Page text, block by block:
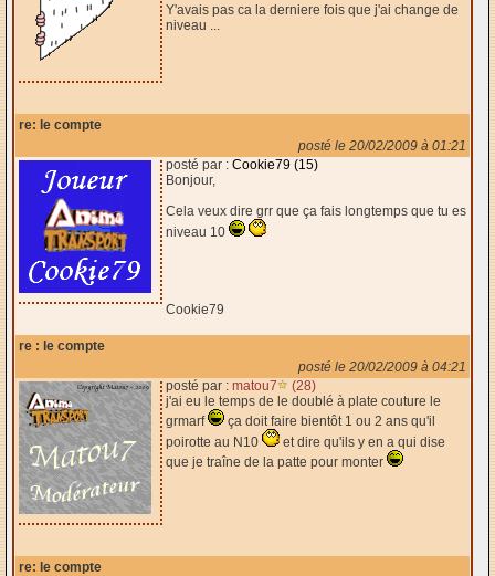
Y'avais pas ca la derniere fois que j'ai change de
niveau ...
re: le compte
posté le 20/02/2009 à 01:21
posté par : Cookie79 (15)
Bonjour,
Cela veux dire grr que ça fais longtemps que tu es
niveau 10
Cookie79
re : le compte
posté le 20/02/2009 à 04:21
posté par : matou7
(28)
j'ai eu le temps de le doublé à plate couture le
grmarf
ça doit faire bientôt 1 ou 2 ans qu'il
poirotte au N10
et dire qu'ils y en a qui dise
que je traîne de la patte pour monter
re: le compte